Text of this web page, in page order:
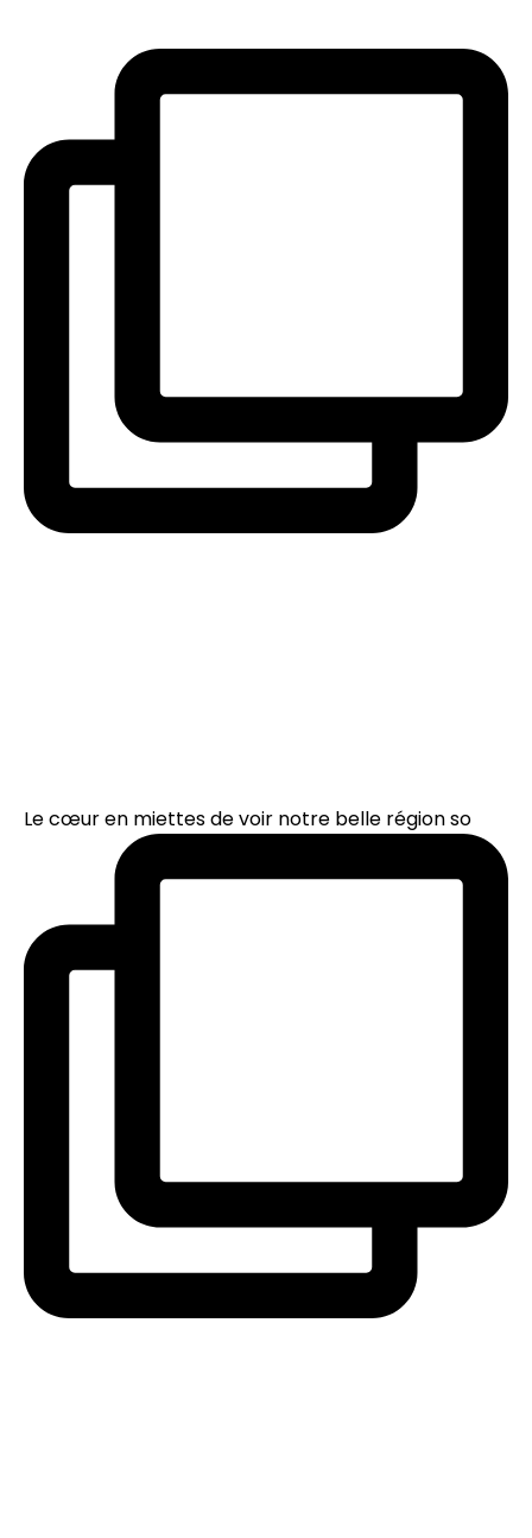
Le cœur en miettes de voir notre belle région so